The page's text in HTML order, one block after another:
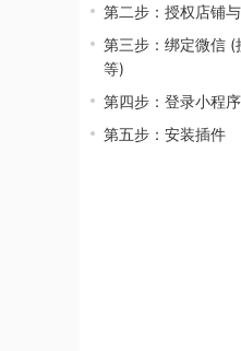
第二步：授权店铺
第三步：绑定微信 (
等)
第四步：登录小程序
第五步：安装插件